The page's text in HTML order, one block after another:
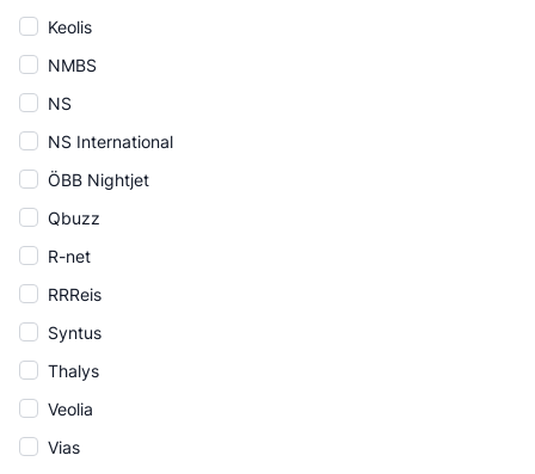
Keolis
NMBS
NS
NS International
ÖBB Nightjet
Qbuzz
R-net
RRReis
Syntus
Thalys
Veolia
Vias